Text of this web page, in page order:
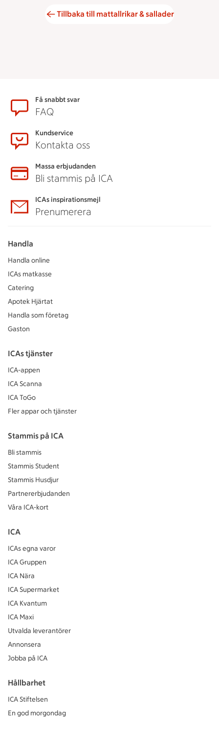
Tillbaka till mattallrikar & sallader
SidfotFå snabbt svar
FAQ
Kundservice
Kontakta oss
Massa erbjudanden
Bli stammis på ICA
ICAs inspirationsmejl
Prenumerera
Handla
Handla online
ICAs matkasse
Catering
Apotek Hjärtat
Handla som företag
Gaston
ICAs tjänster
ICA-appen
ICA Scanna
ICA ToGo
Fler appar och tjänster
Stammis på ICA
Bli stammis
Stammis Student
Stammis Husdjur
Partnererbjudanden
Våra ICA-kort
ICA
ICAs egna varor
ICA Gruppen
ICA Nära
ICA Supermarket
ICA Kvantum
ICA Maxi
Utvalda leverantörer
Annonsera
Jobba på ICA
Hållbarhet
ICA Stiftelsen
En god morgondag